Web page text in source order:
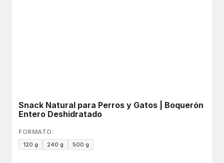
Snack Natural para Perros y Gatos | Boquerón
Entero Deshidratado
FORMATO:
120 g 240 g 500 g